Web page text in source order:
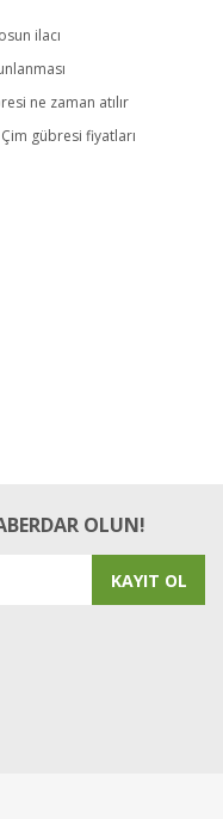
yapın!
ilacı
ne zaman atılır
Çim gübresi fiyatları
OLUN!
KAYIT OL